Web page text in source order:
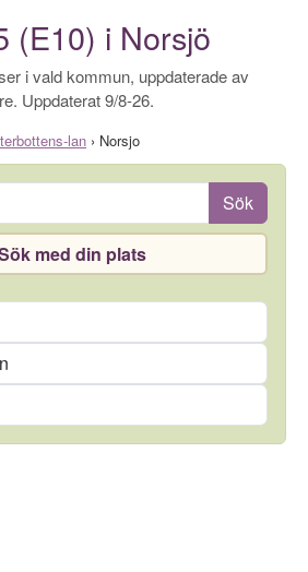
(E10) i Norsjö
i vald kommun, uppdaterade av
Uppdaterat 9/8-26.
lan › Norsjo
Sök
med din plats